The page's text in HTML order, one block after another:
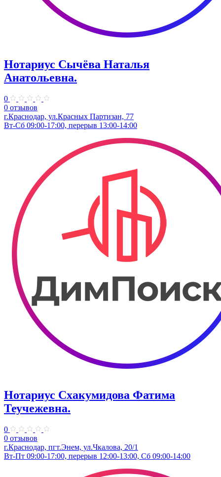
Нотариус Сычёва Наталья
Анатольевна.
0
0 отзывов
г.Краснодар, ул.Красных Партизан, 77
Вт-Сб 09:00-17:00, перерыв 13:00-14:00
Нотариус Схакумидова Фатима
Теучежевна.
0
0 отзывов
г.Краснодар, пгт.Энем, ул.Чкалова, 20/1
Вт-Пт 09:00-17:00, перерыв 12:00-13:00, Сб 09:00-14:00